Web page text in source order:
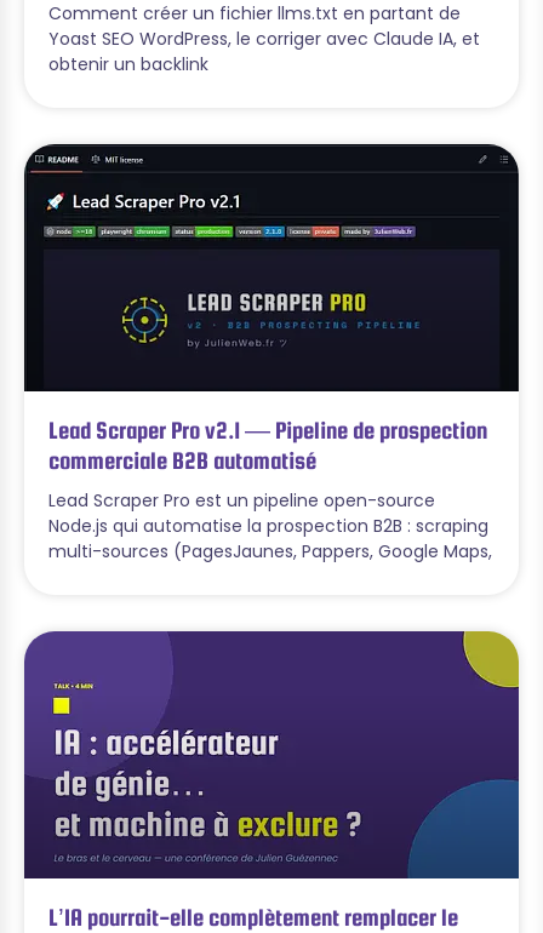
Comment créer un fichier llms.txt en partant de
Yoast SEO WordPress, le corriger avec Claude IA, et
obtenir un backlink
Lead Scraper Pro v2.1 — Pipeline de prospection
commerciale B2B automatisé
Lead Scraper Pro est un pipeline open-source
Node.js qui automatise la prospection B2B : scraping
multi-sources (PagesJaunes, Pappers, Google Maps,
L’IA pourrait-elle complètement remplacer le